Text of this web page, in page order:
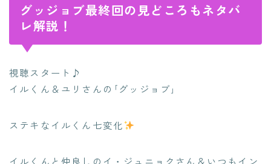
グッジョブ最終回の見どころもネタバ
レ解説！
視聴スタート♪
イルくん＆ユリさんの｢グッジョブ｣
ステキなイルくん七変化
イルくんと仲良しのイ・ジュニョクさん＆いつもイン